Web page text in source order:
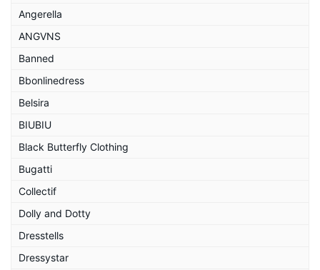
Angerella
ANGVNS
Banned
Bbonlinedress
Belsira
BIUBIU
Black Butterfly Clothing
Bugatti
Collectif
Dolly and Dotty
Dresstells
Dressystar